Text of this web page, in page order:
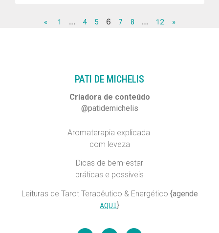
« 1 … 4 5 6 7 8 … 12 »
PATI DE MICHELIS​
Criadora de conteúdo
@patidemichelis
Aromaterapia explicada
com leveza
Dicas de bem-estar
práticas e possíveis
Leituras de Tarot Terapêutico & Energético {agende
AQUI}